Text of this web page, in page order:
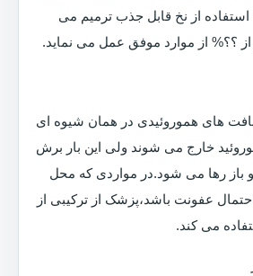
از نخ قابل جذب ترمیم می
؟؟% از موارد موفق عمل می نماید.
های هموروئیدی در همان شیوه ای
خارج می شوند ولی این بار برش
رها می شود.در مواردی که محل
عفونت باشد،پزشک از ترکیبی از
می کند.